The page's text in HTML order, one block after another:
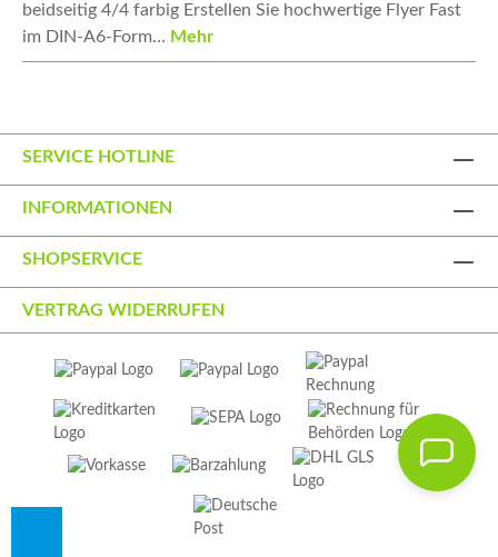
beidseitig 4/4 farbig Erstellen Sie hochwertige Flyer Fast
im DIN-A6-Form… Mehr
SERVICE HOTLINE
INFORMATIONEN
SHOPSERVICE
VERTRAG WIDERRUFEN